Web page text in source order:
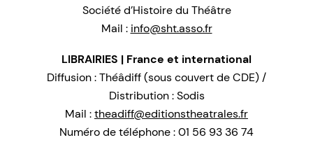
Société d’Histoire du Théâtre
Mail : info@sht.asso.fr
LIBRAIRIES | France et international
Diffusion : Théâdiff (sous couvert de CDE) /
Distribution : Sodis
Mail :theadiff@editionstheatrales.fr
Numéro de téléphone : 01 56 93 36 74